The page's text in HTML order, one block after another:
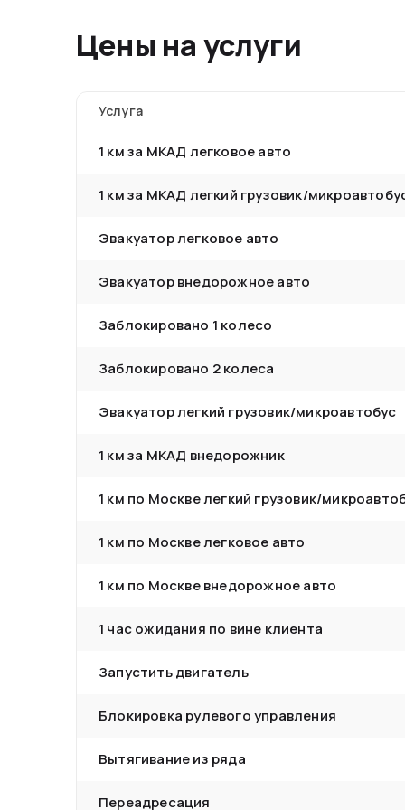
Цены на услуги
Услуга
1 км за МКАД легковое авто
1 км за МКАД легкий грузовик/
Эвакуатор легковое авто
Эвакуатор внедорожное авто
Заблокировано 1 колесо
Заблокировано 2 колеса
Эвакуатор легкий грузовик/микроавтобус
1 км за МКАД внедорожник
1 км по Москве легкий грузовик/
1 км по Москве легковое авто
1 км по Москве внедорожное авто
1 час ожидания по вине клиента
Запустить двигатель
Блокировка рулевого управления
Вытягивание из ряда
Переадресация